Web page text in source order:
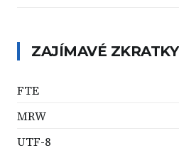
ZAJÍMAVÉ ZKRATKY
FTE
MRW
UTF-8